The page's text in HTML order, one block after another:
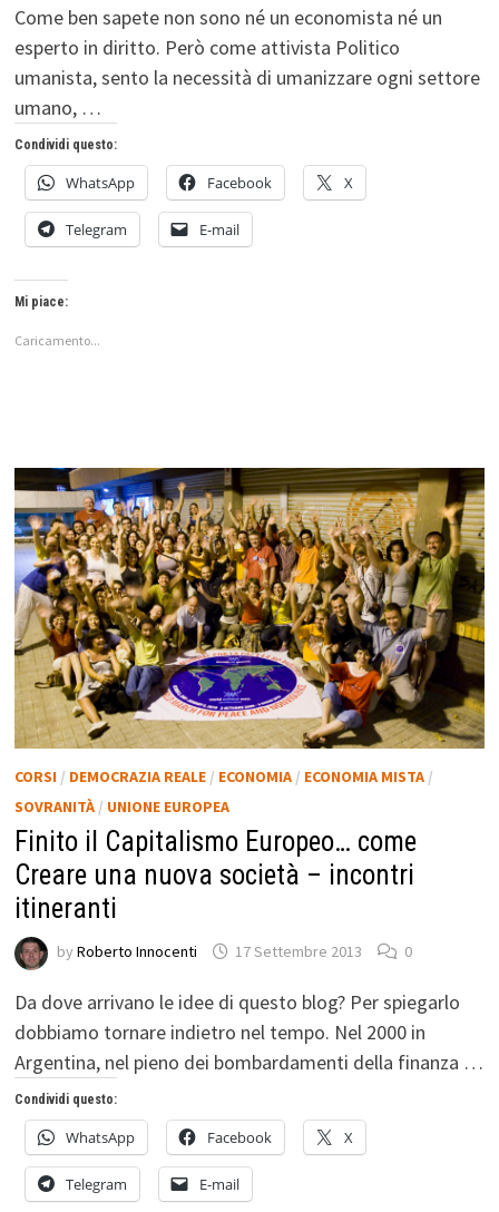
Come ben sapete non sono né un economista né un
esperto in diritto. Però come attivista Politico
umanista, sento la necessità di umanizzare ogni settore
umano, …
Condividi questo:
WhatsApp Facebook X
Telegram E-mail
Mi piace:
Caricamento...
CORSI / DEMOCRAZIA REALE/ ECONOMIA/ ECONOMIA MISTA/
SOVRANITÀ/ UNIONE EUROPEA
Finito il Capitalismo Europeo… come
Creare una nuova società – incontri
itineranti
by Roberto Innocenti 17 Settembre 2013 0
Da dove arrivano le idee di questo blog? Per spiegarlo
dobbiamo tornare indietro nel tempo. Nel 2000 in
Argentina, nel pieno dei bombardamenti della finanza …
Condividi questo:
WhatsApp Facebook X
Telegram E-mail